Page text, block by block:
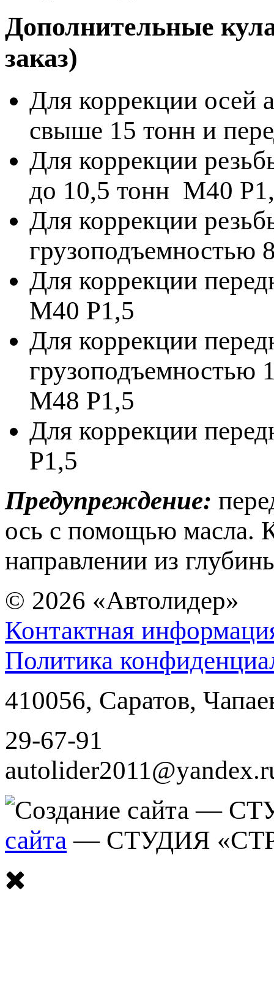
Дополнительные
заказ)
Для коррекции осей
свыше 15 тонн и
Для коррекции
до 10,5 тонн M40
Для коррекции
грузоподъемностью
Для коррекции
M40 P1,5
Для коррекции
грузоподъемностью
М48 Р1,5
Для коррекции
Р1,5
Предупреждение:
ось с помощью масла.
направлении из
© 2026 «Автолидер»
Контактная
Политика
410056, Саратов,
29-67-91
сайта — СТУДИЯ